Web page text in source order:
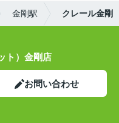
金剛駅 クレール金剛
ト）金剛店
お問い合わせ